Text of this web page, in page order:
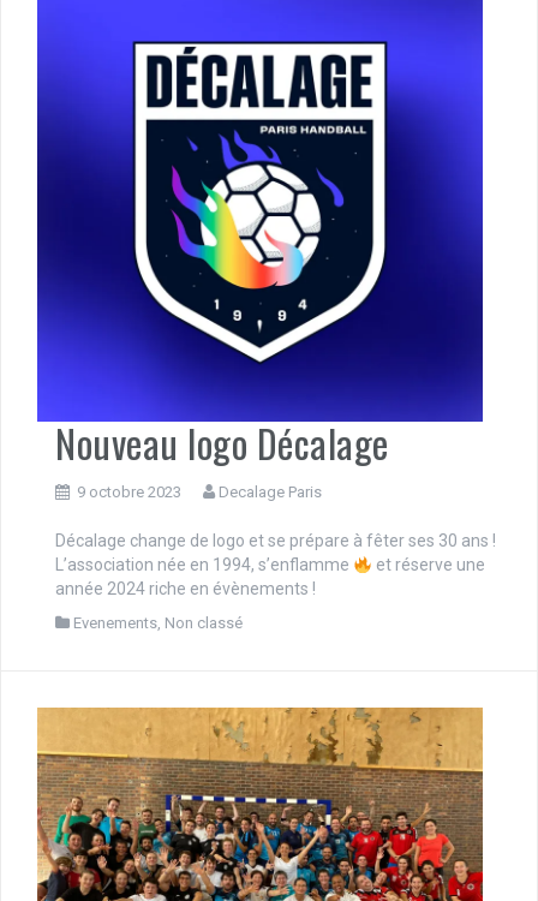
Nouveau logo Décalage
9 octobre 2023 Decalage Paris
Décalage change de logo et se prépare à fêter ses 30 ans !
L’association née en 1994, s’enflamme
et réserve une
année 2024 riche en évènements !
Evenements, Non classé